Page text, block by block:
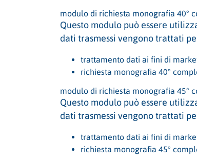
modulo di richiesta monografia 40°
Questo modulo può essere
dati trasmessi vengono trattati
trattamento dati ai fini di
richiesta monografia 40°
modulo di richiesta monografia 45°
Questo modulo può essere
dati trasmessi vengono trattati
trattamento dati ai fini di
richiesta monografia 45°